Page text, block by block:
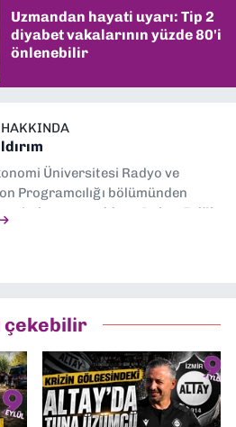
Uzmandan hayati uyarı: Tip 2
diyabet vakalarının yüzde 80'i
önlenebilir
Üniversitesi Radyo ve
Programcılığı bölümünden
mezun oldum. Dokuz Eylül
görevini de üstleniyorum.
çekebilir